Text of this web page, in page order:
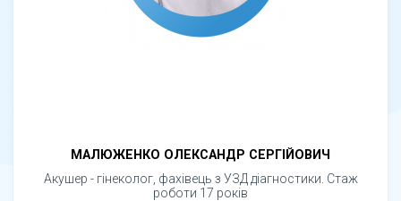
МАЛЮЖЕНКО ОЛЕКСАНДР СЕРГІЙОВИЧ
Акушер - гінеколог, фахівець з УЗД діагностики. Стаж
роботи 17 років